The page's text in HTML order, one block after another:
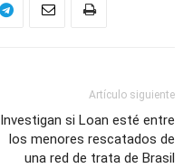
Artículo siguiente
Investigan si Loan esté entre
los menores rescatados de
una red de trata de Brasil